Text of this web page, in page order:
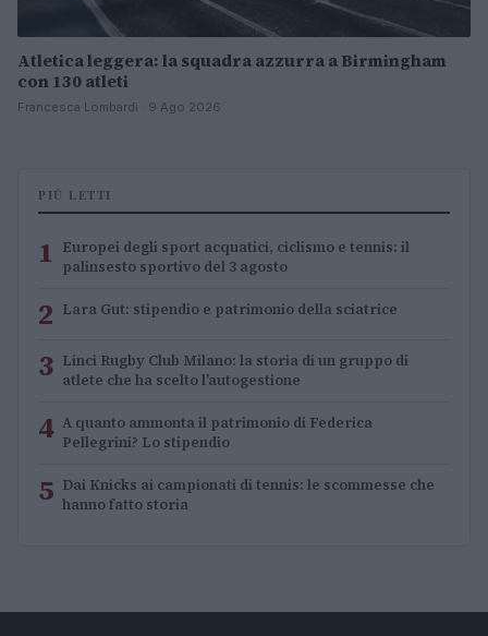
Atletica leggera: la squadra azzurra a Birmingham
con 130 atleti
Francesca Lombardi · 9 Ago 2026
PIÙ LETTI
1 Europei degli sport acquatici, ciclismo e tennis: il
palinsesto sportivo del 3 agosto
2 Lara Gut: stipendio e patrimonio della sciatrice
3 Linci Rugby Club Milano: la storia di un gruppo di
atlete che ha scelto l’autogestione
4 A quanto ammonta il patrimonio di Federica
Pellegrini? Lo stipendio
5 Dai Knicks ai campionati di tennis: le scommesse che
hanno fatto storia